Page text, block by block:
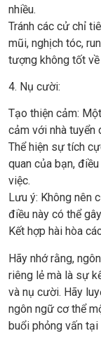
nhiều.
Tránh các cử chỉ
mũi, nghịch tóc,
tượng không tốt về
4. Nụ cười:
Tạo thiện cảm:
cảm với nhà tuyển
Thể hiện sự tích
quan của bạn,
việc.
Lưu ý: Không nên
điều này có thể
Kết hợp hài hòa
Hãy nhớ rằng,
riêng lẻ mà là sự
và nụ cười. Hãy
ngôn ngữ cơ thể
buổi phỏng vấn tại